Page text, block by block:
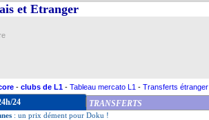
et Etranger
- clubs de L1 - Tableau mercato L1 - Transferts étranger
24 TRANSFERTS
: Mukiélé dans le viseur du PSG ?
: Germain vers Montpellier ?
: Aulas déplore la sortie de Garcia !
: un prix dément pour Doku !